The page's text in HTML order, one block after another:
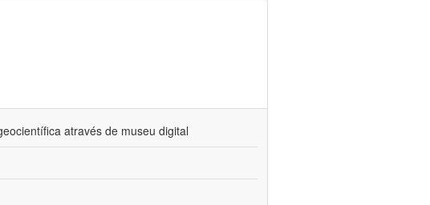
através de museu digital